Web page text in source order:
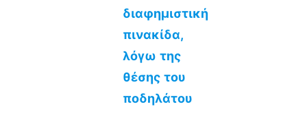
διαφημιστική
πινακίδα,
λόγω της
θέσης του
ποδηλάτου